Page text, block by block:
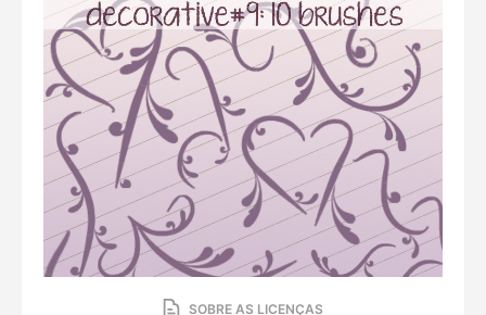
SOBRE AS LICENÇAS